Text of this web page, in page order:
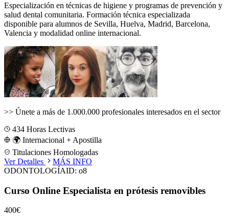
Especialización en técnicas de higiene y programas de prevención y
salud dental comunitaria. Formación técnica especializada
disponible para alumnos de Sevilla, Huelva, Madrid, Barcelona,
Valencia y modalidad online internacional.
>> Únete a más de 1.000.000 profesionales interesados en el sector
434 Horas Lectivas
🌍 Internacional + Apostilla
Titulaciones Homologadas
Ver Detalles
MÁS INFO
ODONTOLOGÍAID: o8
Curso Online Especialista en prótesis removibles
400€